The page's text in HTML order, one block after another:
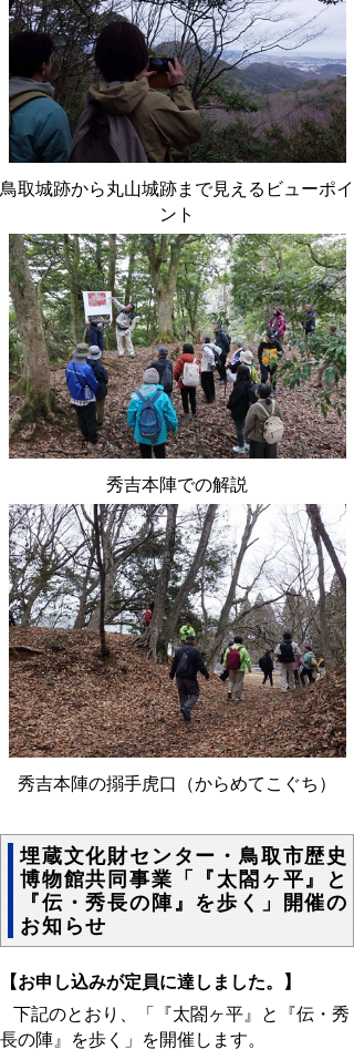
鳥取城跡から丸山城跡まで見えるビューポイ
ント
秀吉本陣での解説
秀吉本陣の搦手虎口（からめてこぐち）
埋蔵文化財センター・鳥取市歴史
博物館共同事業「『太閤ヶ平』と
『伝・秀長の陣』を歩く」開催の
お知らせ
【お申し込みが定員に達しました。】
下記のとおり、「『太閤ヶ平』と『伝・秀
長の陣』を歩く」を開催します。